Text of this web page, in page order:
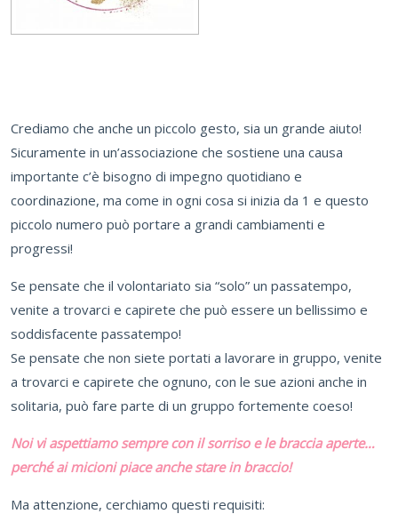
Crediamo che anche un piccolo gesto, sia un grande aiuto!
Sicuramente in un’associazione che sostiene una causa
importante c’è bisogno di impegno quotidiano e
coordinazione, ma come in ogni cosa si inizia da 1 e questo
piccolo numero può portare a grandi cambiamenti e
progressi!
Se pensate che il volontariato sia “solo” un passatempo,
venite a trovarci e capirete che può essere un bellissimo e
soddisfacente passatempo!
Se pensate che non siete portati a lavorare in gruppo, venite
a trovarci e capirete che ognuno, con le sue azioni anche in
solitaria, può fare parte di un gruppo fortemente coeso!
Noi vi aspettiamo sempre con il sorriso e le braccia aperte…
perché ai micioni piace anche stare in braccio!
Ma attenzione, cerchiamo questi requisiti: